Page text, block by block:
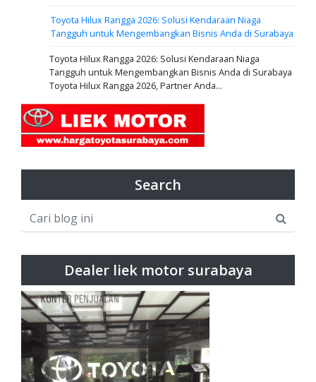
Toyota Hilux Rangga 2026: Solusi Kendaraan Niaga
Tangguh untuk Mengembangkan Bisnis Anda di Surabaya
Toyota Hilux Rangga 2026: Solusi Kendaraan Niaga
Tangguh untuk Mengembangkan Bisnis Anda di Surabaya
Toyota Hilux Rangga 2026, Partner Anda...
Search
Dealer liek motor surabaya